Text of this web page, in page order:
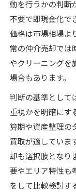
動を行うかの判断
不要で即現金化で
価格は市場相場よ
常の仲介売却では
やクリーニングを
場合もあります。
判断の基準として
重視かを明確にす
算期や資産整理の
買取が適していま
却も選択肢となり
要やエリア特性も
をして比較検討す